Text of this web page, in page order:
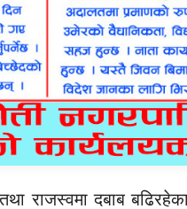
राजस्वमा दबाब